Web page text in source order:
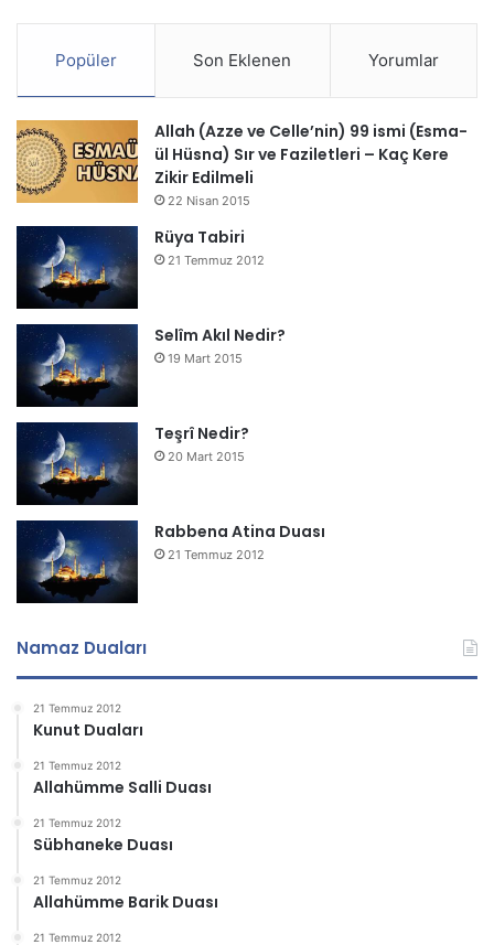
Popüler Son Eklenen Yorumlar
Allah (Azze ve Celle’nin) 99 ismi (Esma-
ül Hüsna) Sır ve Faziletleri – Kaç Kere
Zikir Edilmeli
22 Nisan 2015
Rüya Tabiri
21 Temmuz 2012
Selîm Akıl Nedir?
19 Mart 2015
Teşrî Nedir?
20 Mart 2015
Rabbena Atina Duası
21 Temmuz 2012
Namaz Duaları
21 Temmuz 2012
Kunut Duaları
21 Temmuz 2012
Allahümme Salli Duası
21 Temmuz 2012
Sübhaneke Duası
21 Temmuz 2012
Allahümme Barik Duası
21 Temmuz 2012